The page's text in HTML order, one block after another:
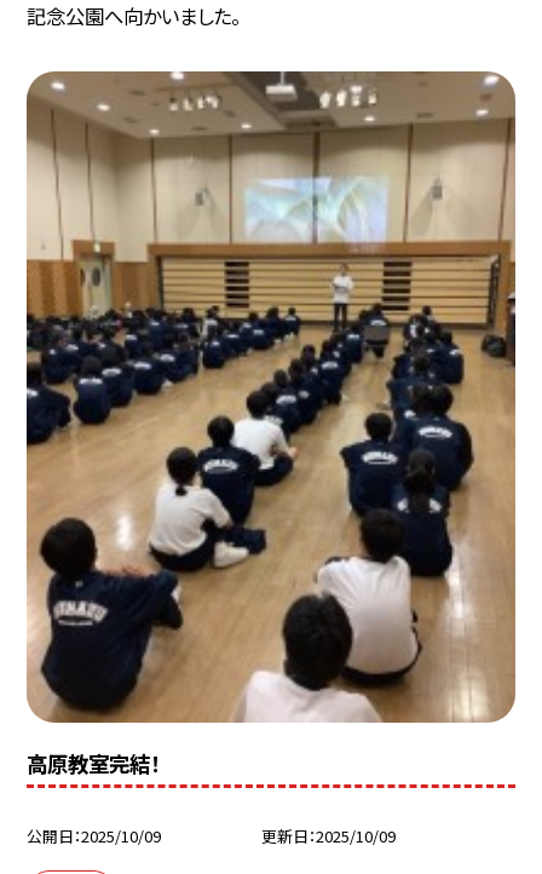
記念公園へ向かいました。
高原教室完結！
公開日 2025/10/09 更新日 2025/10/09